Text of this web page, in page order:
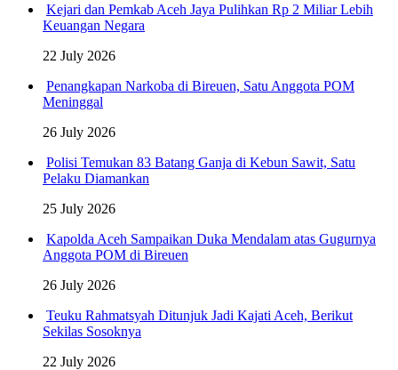
Kejari dan Pemkab Aceh Jaya Pulihkan Rp 2 Miliar Lebih
Keuangan Negara
22 July 2026
Penangkapan Narkoba di Bireuen, Satu Anggota POM
Meninggal
26 July 2026
Polisi Temukan 83 Batang Ganja di Kebun Sawit, Satu
Pelaku Diamankan
25 July 2026
Kapolda Aceh Sampaikan Duka Mendalam atas Gugurnya
Anggota POM di Bireuen
26 July 2026
Teuku Rahmatsyah Ditunjuk Jadi Kajati Aceh, Berikut
Sekilas Sosoknya
22 July 2026